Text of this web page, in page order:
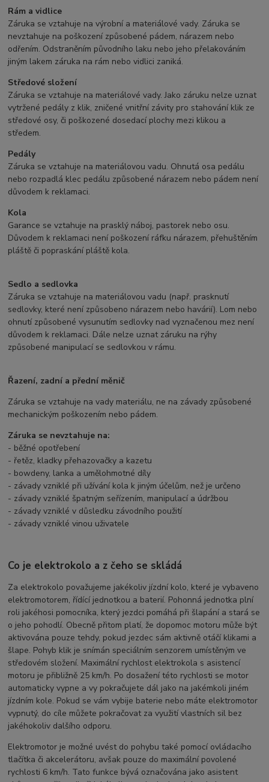
Rám a vidlice
Záruka se vztahuje na výrobní a materiálové vady. Záruka se
nevztahuje na poškození způsobené pádem, nárazem nebo
odřením. Odstraněním původního laku nebo jeho přelakováním
jiným lakem záruka na rám nebo vidlici zaniká.
Středové složení
Záruka se vztahuje na materiálové vady. Jako záruku nelze uznat
vytržené pedály z klik, zničené vnitřní závity pro stahování klik ze
středové osy, či poškozené dosedací plochy mezi klikou a
středem.
Pedály
Záruka se vztahuje na materiálovou vadu. Ohnutá osa pedálu
nebo rozpadlá klec pedálu způsobené nárazem nebo pádem není
důvodem k reklamaci.
Kola
Garance se vztahuje na prasklý náboj, pastorek nebo osu.
Důvodem k reklamaci není poškození ráfku nárazem, přehuštěním
pláště či popraskání pláště kola.
Sedlo a sedlovka
Záruka se vztahuje na materiálovou vadu (např. prasknutí
sedlovky, které není způsobeno nárazem nebo havárií). Lom nebo
ohnutí způsobené vysunutím sedlovky nad vyznačenou mez není
důvodem k reklamaci. Dále nelze uznat záruku na rýhy
způsobené manipulací se sedlovkou v rámu.
Řazení, zadní a přední měnič
Záruka se vztahuje na vady materiálu, ne na závady způsobené
mechanickým poškozením nebo pádem.
Záruka se nevztahuje na:
- běžné opotřebení
- řetěz, kladky přehazovačky a kazetu
- bowdeny, lanka a umělohmotné díly
- závady vzniklé při užívání kola k jiným účelům, než je určeno
- závady vzniklé špatným seřízením, manipulací a údržbou
- závady vzniklé v důsledku závodního použití
- závady vzniklé vinou uživatele
Co je elektrokolo a z čeho se skládá
Za elektrokolo považujeme jakékoliv jízdní kolo, které je vybaveno
elektromotorem, řídící jednotkou a baterií. Pohonná jednotka plní
roli jakéhosi pomocníka, který jezdci pomáhá při šlapání a stará se
o jeho pohodlí. Obecně přitom platí, že dopomoc motoru může být
aktivována pouze tehdy, pokud jezdec sám aktivně otáčí klikami a
šlape. Pohyb klik je snímán speciálním senzorem umístěným ve
středovém složení. Maximální rychlost elektrokola s asistencí
motoru je přibližně 25 km/h. Po dosažení této rychlosti se motor
automaticky vypne a vy pokračujete dál jako na jakémkoli jiném
jízdním kole. Pokud se vám vybije baterie nebo máte elektromotor
vypnutý, do cíle můžete pokračovat za využití vlastních sil bez
jakéhokoliv dalšího odporu.
Elektromotor je možné uvést do pohybu také pomocí ovládacího
tlačítka či akcelerátoru, avšak pouze do maximální povolené
rychlosti 6 km/h. Tato funkce bývá označována jako asistent